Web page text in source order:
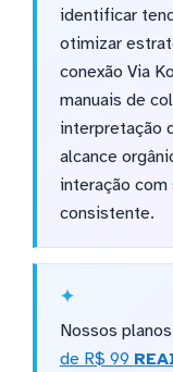
identificar
otimizar
conexão Via
manuais de
interpretação
alcance
interação com
consistente.
Nossos
de R$ 99